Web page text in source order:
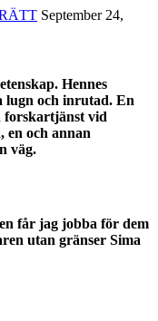
September 24,
Hennes
lugn och inrutad. En
forskartjänst vid
en och annan
väg.
får jag jobba för dem
utan gränser Sima